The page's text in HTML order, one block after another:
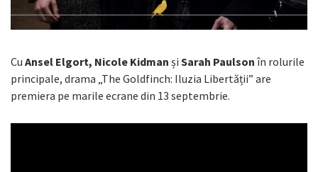
Cu Ansel Elgort, Nicole Kidman și Sarah Paulson în rolurile
principale, drama „The Goldfinch: Iluzia Libertății” are
premiera pe marile ecrane din 13 septembrie.